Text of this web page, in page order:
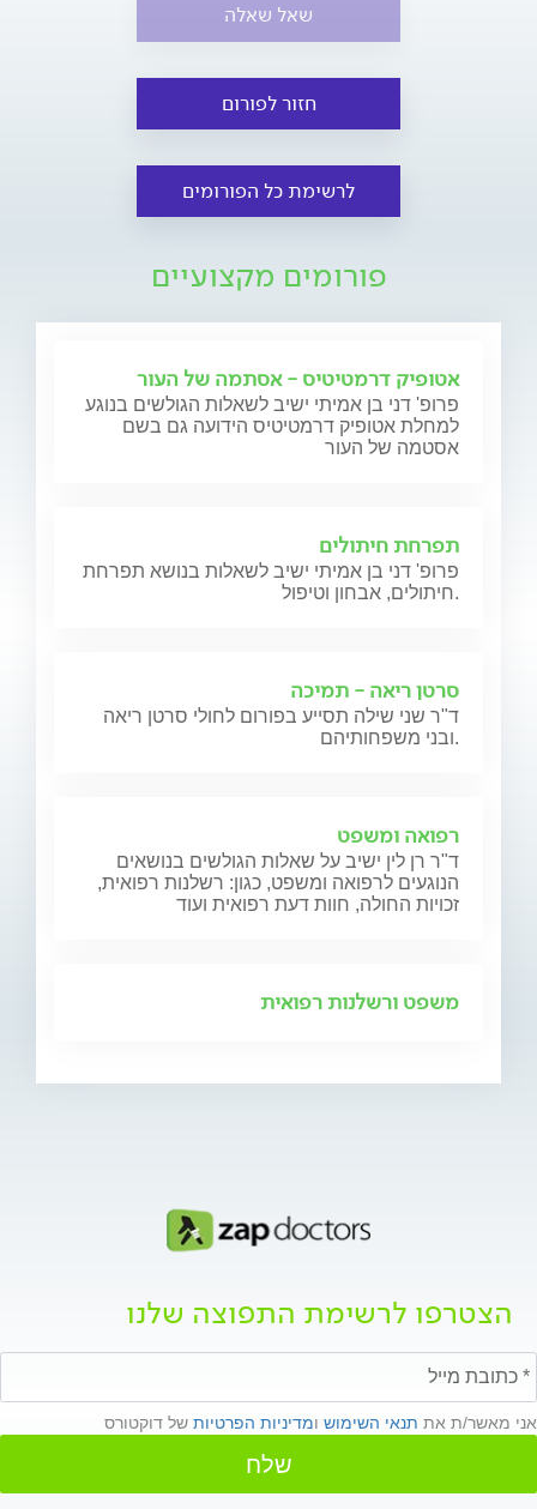
שאל שאלה
חזור לפורום
לרשימת כל הפורומים
פורומים מקצועיים
אטופיק דרמטיטיס - אסתמה של העור
פרופ' דני בן אמיתי ישיב לשאלות הגולשים בנוגע
למחלת אטופיק דרמטיטיס הידועה גם בשם
אסטמה של העור
תפרחת חיתולים
פרופ' דני בן אמיתי ישיב לשאלות בנושא תפרחת
חיתולים, אבחון וטיפול.
סרטן ריאה - תמיכה
ד"ר שני שילה תסייע בפורום לחולי סרטן ריאה
ובני משפחותיהם.
רפואה ומשפט
ד"ר רן לין ישיב על שאלות הגולשים בנושאים
הנוגעים לרפואה ומשפט, כגון: רשלנות רפואית,
זכויות החולה, חוות דעת רפואית ועוד
משפט ורשלנות רפואית
הצטרפו לרשימת התפוצה שלנו
אני מאשר/ת את תנאי השימוש ומדיניות הפרטיות של דוקטורס
שלח